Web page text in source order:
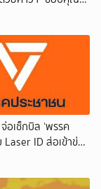
ารณ์
อเช็กบิล ‘พรรค
Laser ID ส่อเข้าข่าย
.92